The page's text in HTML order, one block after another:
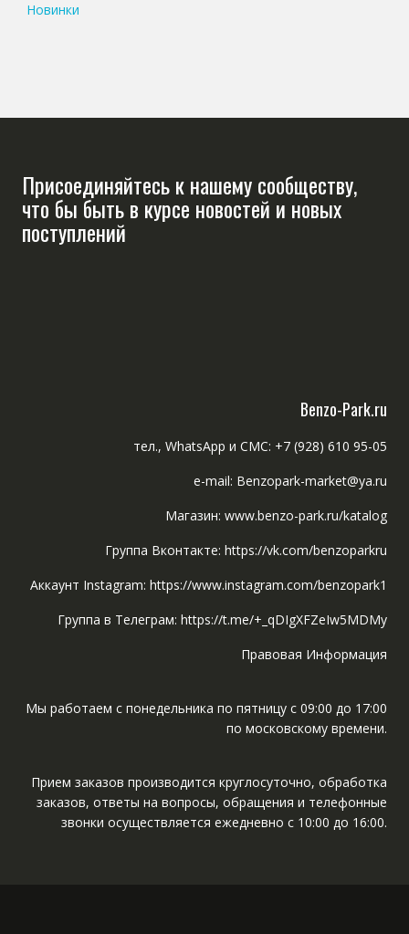
Новинки
Присоединяйтесь к нашему сообществу,
что бы быть в курсе новостей и новых
поступлений
Benzo-Park.ru
тел., WhatsApp и СМС: +7 (928) 610 95-05
e-mail: Benzopark-market@ya.ru
Магазин: www.benzo-park.ru/katalog
Группа Вконтакте: https://vk.com/benzoparkru
Аккаунт Instagram: https://www.instagram.com/benzopark1
Группа в Телеграм: https://t.me/+_qDIgXFZeIw5MDMy
Правовая Информация
Мы работаем с понедельника по пятницу с 09:00 до 17:00
по московскому времени.
Прием заказов производится круглосуточно, обработка
заказов, ответы на вопросы, обращения и телефонные
звонки осуществляется ежедневно с 10:00 до 16:00.